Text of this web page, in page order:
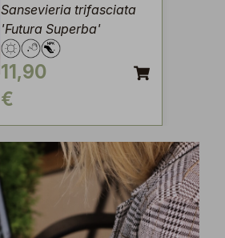
Sansevieria trifasciata
'Futura Superba'
11,90
€